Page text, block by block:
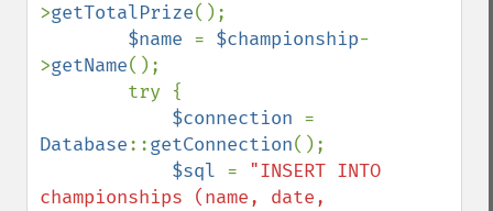
>getTotalPrize();
$name = $championship-
>getName();
$connection
Database::getConnection();
$sql = "INSERT INTO
championships (name, date,